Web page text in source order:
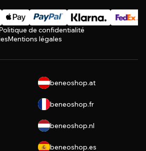
de confidentialité
Mentions légales
beneoshop.at
beneoshop.fr
beneoshop.nl
beneoshop.es